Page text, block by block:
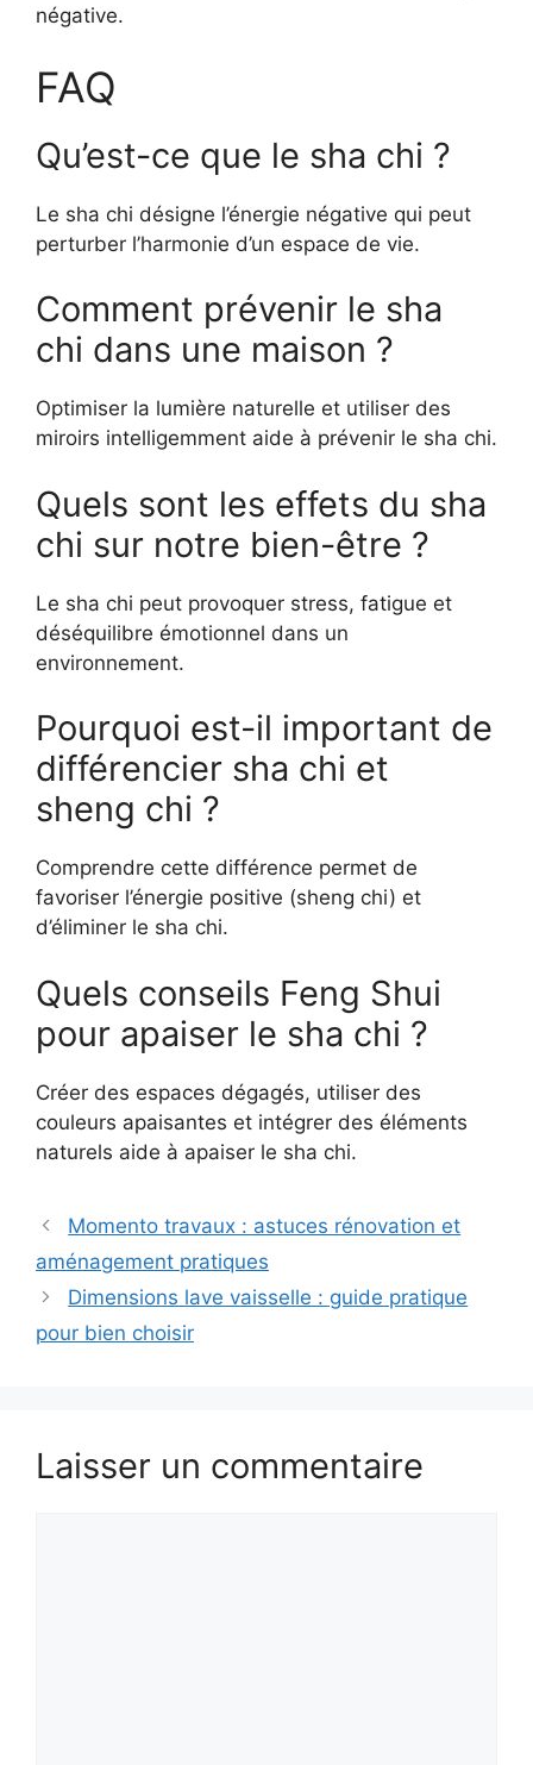
négative.
FAQ
Qu’est-ce que le sha chi ?
Le sha chi désigne l’énergie négative qui peut
perturber l’harmonie d’un espace de vie.
Comment prévenir le sha
chi dans une maison ?
Optimiser la lumière naturelle et utiliser des
miroirs intelligemment aide à prévenir le sha chi.
Quels sont les effets du sha
chi sur notre bien-être ?
Le sha chi peut provoquer stress, fatigue et
déséquilibre émotionnel dans un
environnement.
Pourquoi est-il important de
différencier sha chi et
sheng chi ?
Comprendre cette différence permet de
favoriser l’énergie positive (sheng chi) et
d’éliminer le sha chi.
Quels conseils Feng Shui
pour apaiser le sha chi ?
Créer des espaces dégagés, utiliser des
couleurs apaisantes et intégrer des éléments
naturels aide à apaiser le sha chi.
Momento travaux : astuces rénovation et
aménagement pratiques
Dimensions lave vaisselle : guide pratique
pour bien choisir
Laisser un commentaire